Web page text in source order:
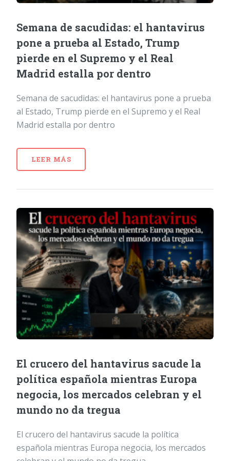
Semana de sacudidas: el hantavirus
pone a prueba al Estado, Trump
pierde en el Supremo y el Real
Madrid estalla por dentro
Semana de sacudidas: el hantavirus pone a prueba
al Estado, Trump pierde en el Supremo y el Real
Madrid estalla por dentro
LEER MÁS
El crucero del hantavirus sacude la
política española mientras Europa
negocia, los mercados celebran y el
mundo no da tregua
El crucero del hantavirus sacude la política
española mientras Europa negocia, los mercados